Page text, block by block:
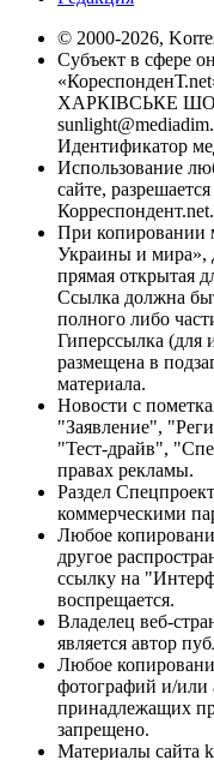
© 2000-2026,
Субъект в сфере
ХАРКІВСЬКЕ
Идентификатор
Использование
сайте,
Корреспондент.net.
При копировании
Украины и мира»,
прямая открытая
Ссылка должна
полного либо
Гиперссылка (для
размещена в
материала.
Новости с
"Заявление",
"Тест-драйв",
правах рекламы.
Раздел
коммерческими
Любое
другое
ссылку на
воспрещается.
Владелец веб-
является автор
Любое
фотографий и/или
принадлежащих
запрещено.
Материалы сайта